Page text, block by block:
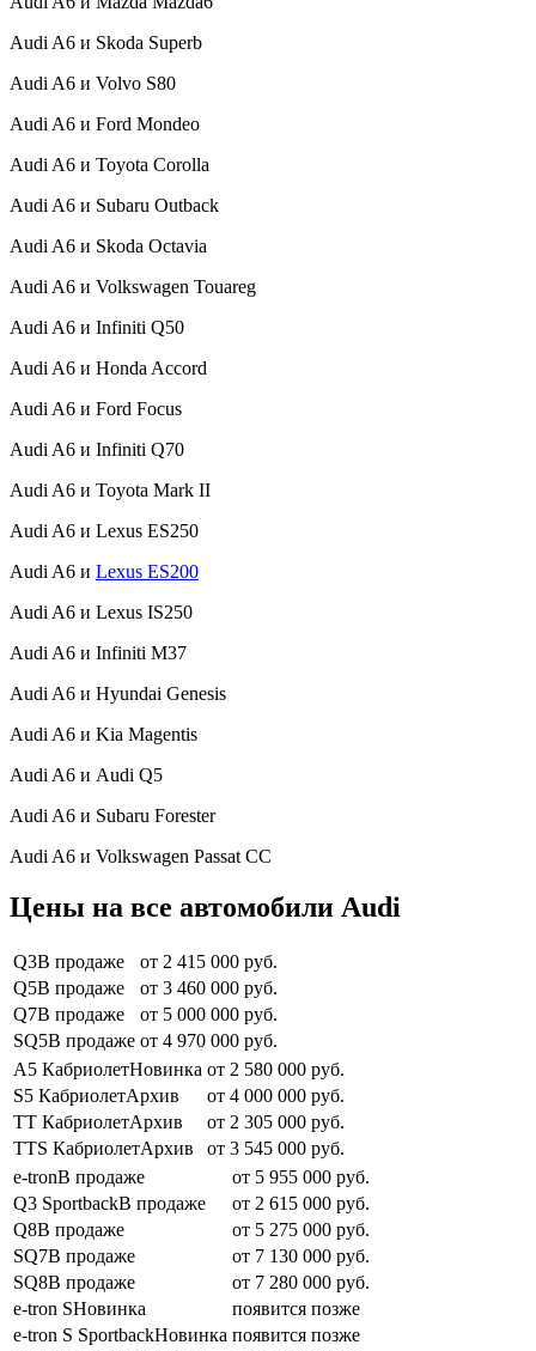
Audi A6 и Skoda Superb
Audi A6 и Volvo S80
Audi A6 и Ford Mondeo
Audi A6 и Toyota Corolla
Audi A6 и Subaru Outback
Audi A6 и Skoda Octavia
Audi A6 и Volkswagen Touareg
Audi A6 и Infiniti Q50
Audi A6 и Honda Accord
Audi A6 и Ford Focus
Audi A6 и Infiniti Q70
Audi A6 и Toyota Mark II
Audi A6 и Lexus ES250
Audi A6 и Lexus ES200
Audi A6 и Lexus IS250
Audi A6 и Infiniti M37
Audi A6 и Hyundai Genesis
Audi A6 и Kia Magentis
Audi A6 и Audi Q5
Audi A6 и Subaru Forester
Audi A6 и Volkswagen Passat CC
Цены на все автомобили Audi
Q3В продаже
от 2 415 000 руб.
Q5В продаже
от 3 460 000 руб.
Q7В продаже
от 5 000 000 руб.
SQ5В продаже от 4 970 000 руб.
A5 КабриолетНовинка от 2 580 000 руб.
S5 КабриолетАрхив
от 4 000 000 руб.
TT КабриолетАрхив
от 2 305 000 руб.
TTS КабриолетАрхив
от 3 545 000 руб.
e-tronВ продаже
от 5 955 000 руб.
Q3 SportbackВ продаже
от 2 615 000 руб.
Q8В продаже
от 5 275 000 руб.
SQ7В продаже
от 7 130 000 руб.
SQ8В продаже
от 7 280 000 руб.
e-tron SНовинка
появится позже
e-tron S SportbackНовинка появится позже